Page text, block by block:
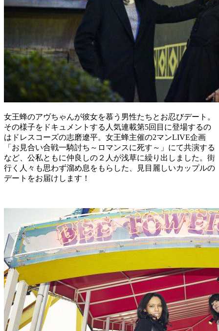
女王蜂のアヴちゃんが彼女を慕う男性たちとお忍びデート。
その様子をドキュメントする人気連載第5回目に登場するの
はドレスコーズの志磨遼平。女王蜂主催の2マンLIVE企画
「お見合い合戦一騎討ち～ロマンスに死す～」にて共演する
など、公私ともに仲良しの２人が浅草に繰り出しました。街
行く人々も思わず溜め息をもらした、見目麗しいカップルの
デートをお届けします！